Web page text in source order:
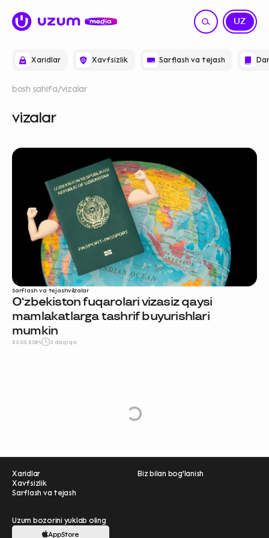
Xaridlar Xavfsizlik Sarflash va tejash
UZ
RU
bosh sahifa vizalar
vizalar
Sarflash va tejashvizalar
O‘zbekiston fuqarolari vizasiz qaysi
mamlakatlarga tashrif buyurishlari
mumkin
25.05.2024 5 daqiqa
L
o
a
d
M
o
r
e
Xaridlar
Xavfsizlik
Sarflash va tejash
Biz bilan bog'lanish
Uzum bozorini yuklab oling
AppStore